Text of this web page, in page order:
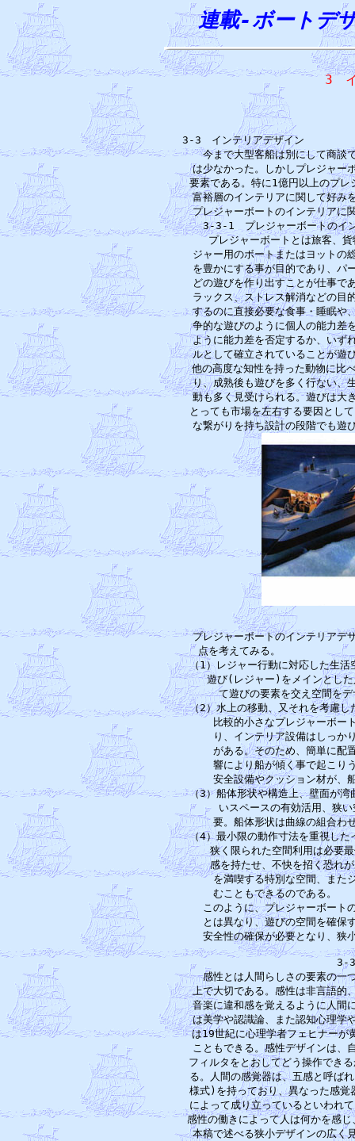
連載-ボートデ
3　イ
3-3　イン
今まで大型客船は別にして商談
は少なかった。しかしプレジャー
要素である。特に1億円以上のプ
富裕層のインテリアに関して好み
プレジャーボートのイ
3-3-1　プレジャーボ
プレジャーボートとは旅客、貨
ジャー用のボートまたはヨットの
を豊かにする事が目的であり、パ
どの遊びを作り出すことが仕事で
ラックス、ストレス解消などの目
するのに直接必要な食事・睡眠や
争的な遊びのように個人の能力差
ように能力差を否定するか、いず
ルとして確立されて
他の高度な知性を持った動物に比
り、成熟後も遊びを多く行ない、
動も多く見受けられる。遊びは大
とっても市場を左右する要因とし
プレジャーボートのインテリアデ
点を考
（1）レジャー行動に対
遊び(レジャー)をメインとした人
て遊びの要素
（2）水上の移動、又
比較的小さなプレジャーボート
り、インテリア設備はしっかり
がある。そのため、簡単に配置
響により船が傾く事で起こりう
安全設備やクッショ
（3）船体形状や構造上、壁面が
いスペースの有効活用、狭い
要。船体形状は曲線の組合わせ
（4）最小限の動作寸法
狭く限られた空間利用は必要最
感を持たせ、不快を招く恐れが
を満喫する特別な空間、またジ
むことも
このように、プレジャーボート
とは異なり、遊びの空間を確保
安全性の確保が必要となり
3-
感性とは人間らしさの要素の一
上で大切である。感性は非言語的
音楽に違和感を覚えるように人間
は美学や認識論、また認知心理学
は19世紀に心理学者フェヒナーが
こともできる。感性デザインは、
フィルタをとおしてどう操作でき
る。人間の感覚器は、五感と呼ば
様式)を持っており、異なった感覚
によって成り立っているといわれ
感性の働きによって人
本稿で述べる狭小デザインの広く